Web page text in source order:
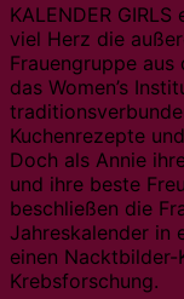
KALENDER
viel Herz die
Frauengruppe
das Women’s
Kuchenrezepte
Doch als Annie
und ihre beste
beschließen die
Jahreskalender in
einen
Krebsforschung.